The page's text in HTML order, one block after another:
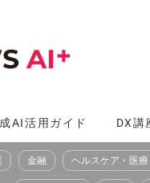
AI活用ガイド DX講
金融 ヘルスケア・医療